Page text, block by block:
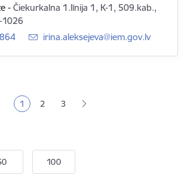
-Čiekurkalna 1.līnija 1, K-1, 509.kab.,
1026
E-pasts:
irina.aleksejeva@iem.gov.lv
Pašreizējā lapa
1 Lapa
2 Lapa
3